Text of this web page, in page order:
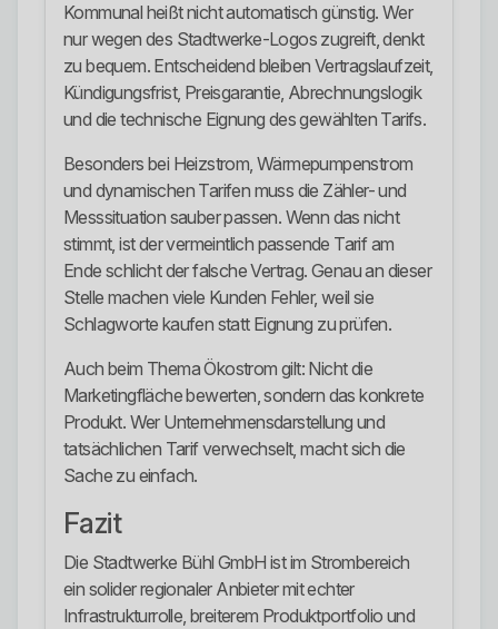
Kommunal heißt nicht automatisch günstig. Wer
nur wegen des Stadtwerke-Logos zugreift, denkt
zu bequem. Entscheidend bleiben Vertragslaufzeit,
Kündigungsfrist, Preisgarantie, Abrechnungslogik
und die technische Eignung des gewählten Tarifs.
Besonders bei Heizstrom, Wärmepumpenstrom
und dynamischen Tarifen muss die Zähler- und
Messsituation sauber passen. Wenn das nicht
stimmt, ist der vermeintlich passende Tarif am
Ende schlicht der falsche Vertrag. Genau an dieser
Stelle machen viele Kunden Fehler, weil sie
Schlagworte kaufen statt Eignung zu prüfen.
Auch beim Thema Ökostrom gilt: Nicht die
Marketingfläche bewerten, sondern das konkrete
Produkt. Wer Unternehmensdarstellung und
tatsächlichen Tarif verwechselt, macht sich die
Sache zu einfach.
Fazit
Die Stadtwerke Bühl GmbH ist im Strombereich
ein solider regionaler Anbieter mit echter
Infrastrukturrolle, breiterem Produktportfolio und